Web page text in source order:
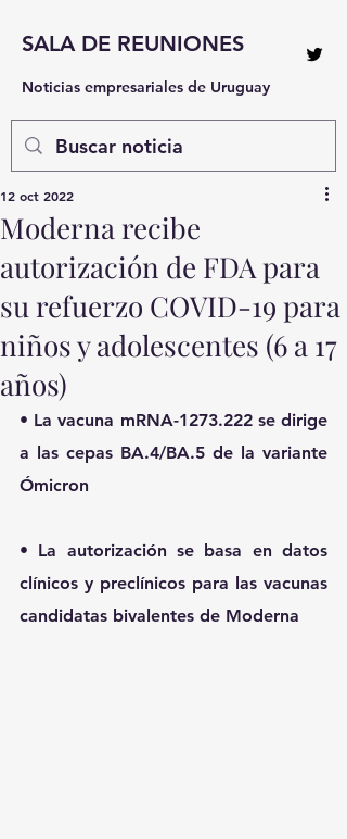
SALA DE REUNIONES
Noticias empresariales de Uruguay
Moderna recibe
autorización de FDA para
su refuerzo COVID-19 para
niños y adolescentes (6 a 17
años)
12 oct 2022
• La vacuna mRNA-1273.222 se dirige
a las cepas BA.4/BA.5 de la variante
Ómicron
• La autorización se basa en datos
clínicos y preclínicos para las vacunas
candidatas bivalentes de Moderna